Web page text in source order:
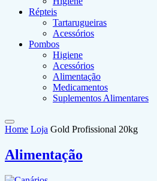
Répteis
Tartarugueiras
Acessórios
Pombos
Higiene
Acessórios
Alimentação
Medicamentos
Suplementos Alimentares
Home Loja Gold Profissional 20kg
Alimentação